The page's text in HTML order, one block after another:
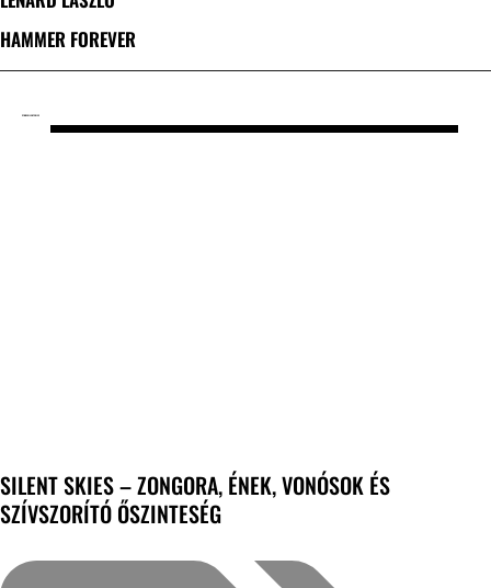
HAMMER FOREVER
SILENT SKIES – ZONGORA, ÉNEK, VONÓSOK ÉS
SZÍVSZORÍTÓ ŐSZINTESÉG